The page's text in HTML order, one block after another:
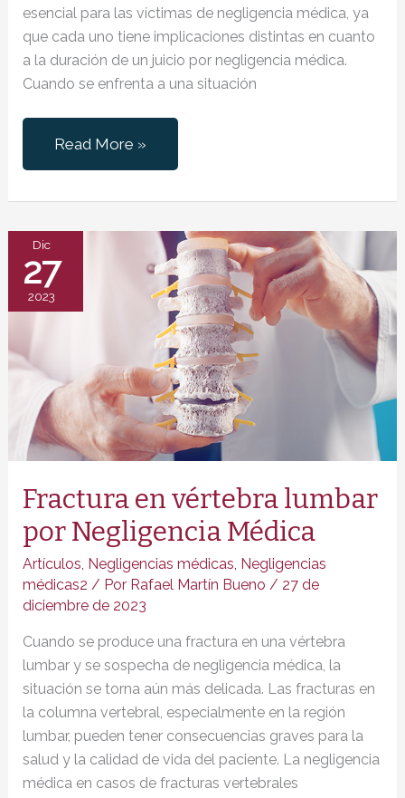
esencial para las víctimas de negligencia médica, ya
que cada uno tiene implicaciones distintas en cuanto
a la duración de un juicio por negligencia médica.
Cuando se enfrenta a una situación
Duración
de
Negligencia
Médica
Read More »
Dic
27
2023
Fractura en vértebra lumbar
por Negligencia Médica
Artículos Negligencias médicas Negligencias
médicas2 / Por Rafael Martín Bueno / 27 de
diciembre de 2023
Cuando se produce una fractura en una vértebra
lumbar y se sospecha de negligencia médica, la
situación se torna aún más delicada. Las fracturas en
la columna vertebral, especialmente en la región
lumbar, pueden tener consecuencias graves para la
salud y la calidad de vida del paciente. La negligencia
médica en casos de fracturas vertebrales